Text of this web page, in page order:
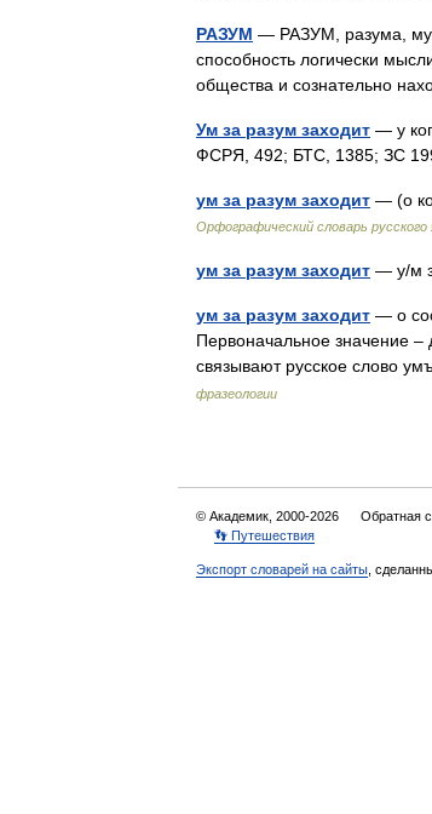
РАЗУМ — РАЗУМ, разума,
способность логически
общества и сознательно
Ум за разум заходит — у
ФСРЯ, 492; БТС, 1385; ЗС
ум за разум заходит — (о
Орфографический словарь русского
ум за разум заходит — у/м
ум за разум заходит — о
Первоначальное значение –
связывают русское слово
фразеологии
© Академик, 2000-2026 Обратная
👣 Путешествия
Экспорт словарей на сайты ,